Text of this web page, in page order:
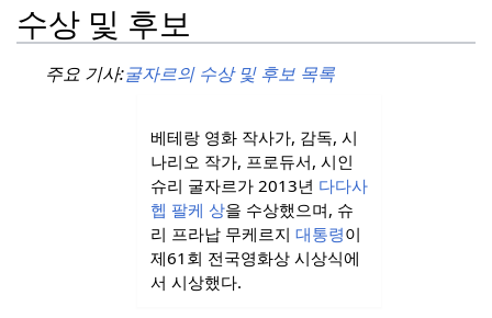
수상 및 후보
주요 기사:굴자르의 수상 및 후보 목록
베테랑 영화 작사가, 감독, 시
나리오 작가, 프로듀서, 시인
슈리 굴자르가 2013년 다다사
헵 팔케 상을 수상했으며, 슈
리 프라납 무케르지 대통령이
제61회 전국영화상 시상식에
서 시상했다.